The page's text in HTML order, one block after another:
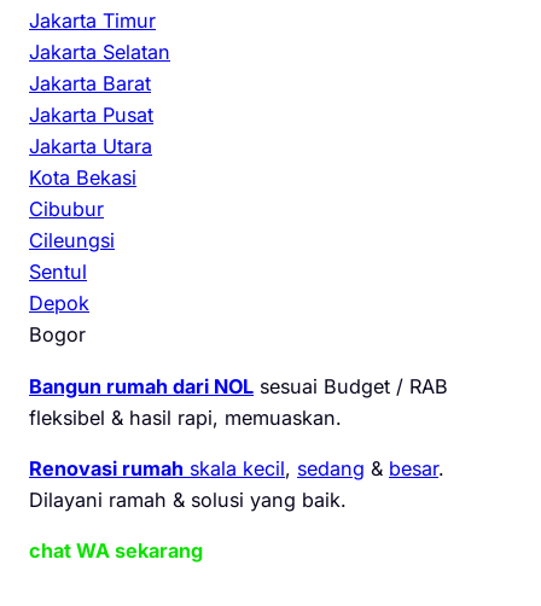
Jakarta Timur
Jakarta Selatan
Jakarta Barat
Jakarta Pusat
Jakarta Utara
Kota Bekasi
Cibubur
Cileungsi
Sentul
Depok
Bogor
Bangun rumah dari NOL sesuai Budget / RAB
fleksibel & hasil rapi, memuaskan.
Renovasi rumah skala kecil, sedang & besar.
Dilayani ramah & solusi yang baik.
chat WA sekarang